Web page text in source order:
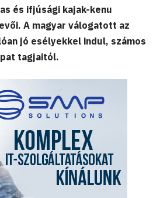
és ifjúsági kajak-kenu
A magyar válogatott az
jó esélyekkel indul, számos
tagjaitól.